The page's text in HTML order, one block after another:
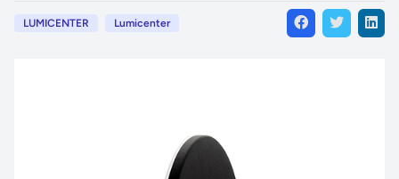
LUMICENTER Lumicenter